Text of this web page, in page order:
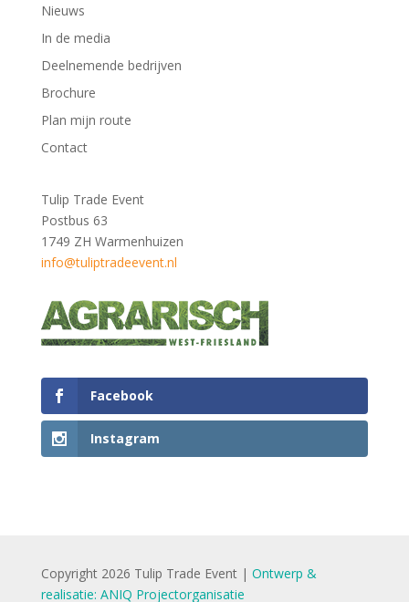
Nieuws
In de media
Deelnemende bedrijven
Brochure
Plan mijn route
Contact
Tulip Trade Event
Postbus 63
1749 ZH Warmenhuizen
info@tuliptradeevent.nl
Facebook
Instagram
Copyright 2026 Tulip Trade Event | Ontwerp &
realisatie: ANIQ Projectorganisatie